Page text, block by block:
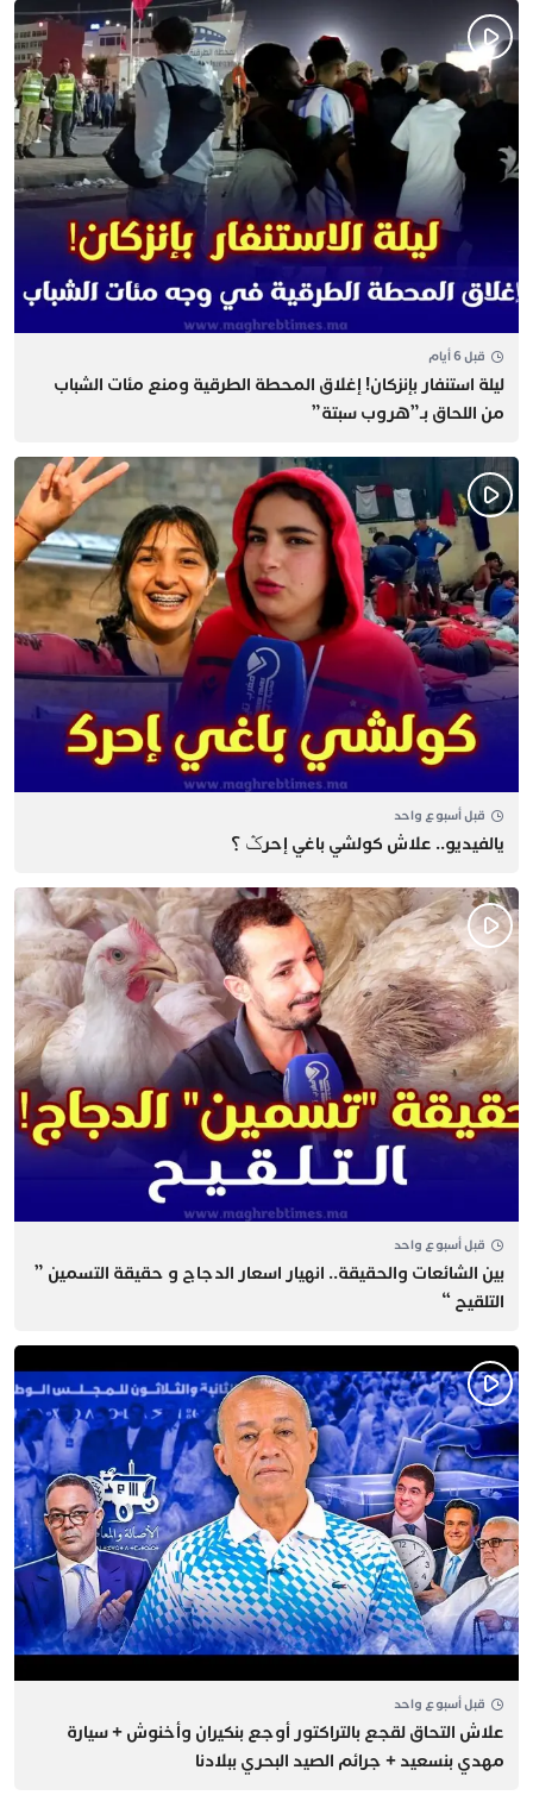
قبل 6 أيام
​ليلة استنفار بإنزكان! إغلاق المحطة الطرقية ومنع مئات الشباب
من اللحاق بـ”هروب سبتة”
قبل أسبوع واحد
يالفيديو.. علاش كولشي باغي إحرݣ ؟
قبل أسبوع واحد
بين الشائعات والحقيقة.. انهيار اسعار الدجاج و حقيقة التسمين ”
التلقيح “
قبل أسبوع واحد
علاش التحاق لقجع بالتراكتور أوجع بنكيران وأخنوش + سيارة
مهدي بنسعيد + جرائم الصيد البحري ببلادنا